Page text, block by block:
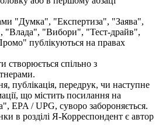
"Думка", "Експертиза", "Заява",
"Влада", "Вибори", "Тест-драйв",
публікуються на правах
створюється спільно з
публікація, передрук, чи наступне
що містить посилання на
EPA / UPG, суворо забороняється.
в розділі Я-Корреспондент є автор